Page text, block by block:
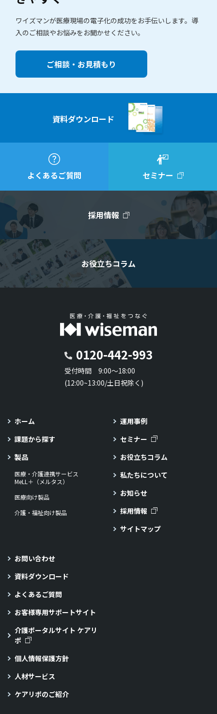
ワイズマンが医療現場の電子化の成功をお手伝いします。 導
入のご相談やお悩みをお聞かせください。
ご相談・お見積もり
資料ダウンロード
よくあるご質問 セミナー
採用情報
お役立ちコラム
0120-442-993
受付時間 9:00～18:00
(12:00~13:00/土日祝除く)
ホーム
課題から探す
製品
医療・介護連携サービス
MeLL＋（メルタス）
医療向け製品
介護・福祉向け製品
運用事例
セミナー
お役立ちコラム
私たちについて
お知らせ
採用情報
サイトマップ
お問い合わせ
資料ダウンロード
よくあるご質問
お客様専用サポートサイト
介護ポータルサイト ケアリ
ポ
個人情報保護方針
人材サービス
ケアリポのご紹介